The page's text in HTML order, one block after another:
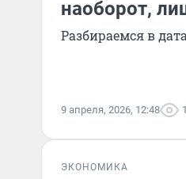
наоборот,
Разбираемся в
9 апреля, 2026, 12:48
ЭКОНОМИКА